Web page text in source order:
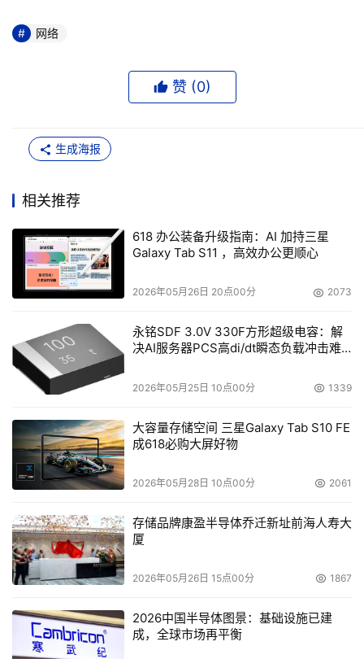
(Cyber Catalyst 2020 Risk Outlook)，全球因网络犯罪所
造成的损失估计为1万亿美元，预计2025年网络安全支出将
达到2300亿美元。面对这种岌岌可危的局面，数千种产品
涌入网络安全市场，各企业都在寻找对风险和不断变化的风
于保险公司经常需要对代价高昂的灾难性网络事件做出反
应，他们在如何能够最好地保护企业资产方面拥有宝贵的见
的评估过程。在此过程中，每个参与其中的保险公司都要对
网络安全解决方案降低网络风险的能力进行评估，同时还要
对一些关键的实际问题进行考量，比如易于部署和持续的管
Catalyst的指定解决方案，因为它能够提供全面的可见性，
并结合了面向物联网、BYOD、企业设备以及员工、承包商
和访客的基于角色和设备的安全网络访问控制。无论是单独
现零信任安全提供帮助，以减轻因为针对物联网设备和连接
到网络的用户的攻击激增而造成的风险。这种方法还可以为
希望通过采取SASE保护其运营的企业提供支持。为了进一
150多种第三方解决方案生态系统进行集成，涵盖了广泛的
安全功能。
ZK Research首席分析师Zeus Kerravala 表示：“与其他网
们能够通过不同的视角来看待世界。正是这种独特的、从边
缘到云的视角，使Aruba能够不断开发出可靠的集成安全解
网络
赞 (0)
生成海报
相关推荐
618 办公装备升级指南：AI 加持三星
Galaxy Tab S11 ，高效办公更顺心
2026年05月26日 20点00分 2073
永铭SDF 3.0V 330F方形超级电容：解
决AI服务器PCS高di/dt瞬态负载冲击难
2026年05月25日 10点00分 1339
大容量存储空间 三星Galaxy Tab S10 FE
成618必购大屏好物
2026年05月28日 10点00分 2061
存储品牌康盈半导体乔迁新址前海人寿大
厦
2026年05月26日 15点00分 1867
2026中国半导体图景：基础设施已建
成，全球市场再平衡